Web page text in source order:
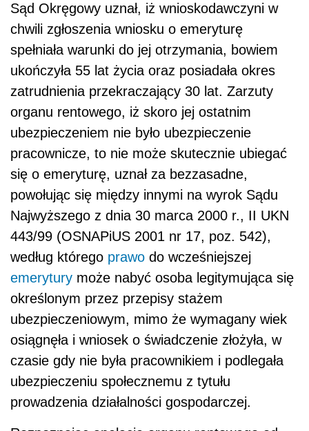
Sąd Okręgowy uznał, iż wnioskodawczyni w
chwili zgłoszenia wniosku o emeryturę
spełniała warunki do jej otrzymania, bowiem
ukończyła 55 lat życia oraz posiadała okres
zatrudnienia przekraczający 30 lat. Zarzuty
organu rentowego, iż skoro jej ostatnim
ubezpieczeniem nie było ubezpieczenie
pracownicze, to nie może skutecznie ubiegać
się o emeryturę, uznał za bezzasadne,
powołując się między innymi na wyrok Sądu
Najwyższego z dnia 30 marca 2000 r., II UKN
443/99 (OSNAPiUS 2001 nr 17, poz. 542),
według którego prawo do wcześniejszej
emerytury może nabyć osoba legitymująca się
określonym przez przepisy stażem
ubezpieczeniowym, mimo że wymagany wiek
osiągnęła i wniosek o świadczenie złożyła, w
czasie gdy nie była pracownikiem i podlegała
ubezpieczeniu społecznemu z tytułu
prowadzenia działalności gospodarczej.